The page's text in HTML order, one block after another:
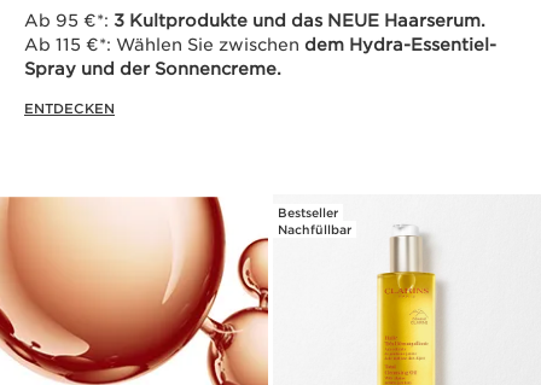
Ab 95 €*: 3 Kultprodukte und das NEUE Haarserum.
Ab 115 €*: Wählen Sie zwischen dem Hydra-Essentiel-
Spray und der Sonnencreme.
ENTDECKEN
Bestseller
Nachfüllbar